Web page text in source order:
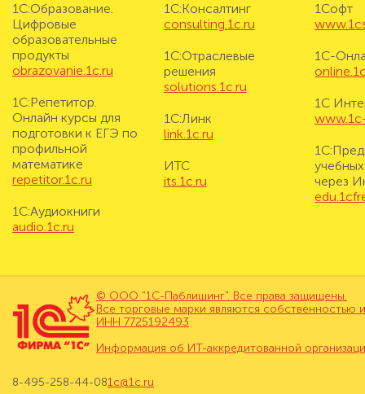
1С:Образование.
Цифровые
образовательные
продукты
obrazovanie.1c.ru
1С:Репетитор.
Онлайн курсы для
подготовки к ЕГЭ по
профильной
математике
repetitor.1c.ru
1С:Аудиокниги
audio.1c.ru
1С:Консалтинг
consulting.1c.ru
1С:Отраслевые
решения
solutions.1c.ru
1С:Линк
link.1c.ru
ИТС
its.1c.ru
1Софт
1С-
1С
через
© ООО "1С-Паблишинг". Все права защищены.
Все торговые марки являются собственностью
ИНН 7725192493
Информация об ИТ-аккредитованной
8-495-258-44-081c@1c.ru